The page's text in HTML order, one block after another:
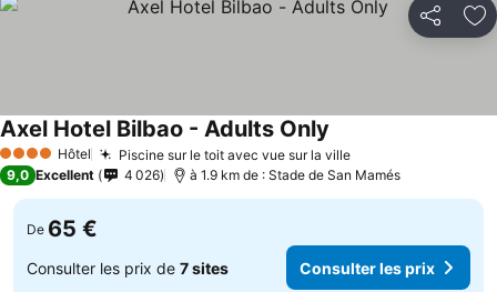
Partager
4 Étoiles Hôtel Piscine sur le toit avec vue sur la ville
Axel Hotel Bilbao - Adults Only
9,0 Excellent 4 026 à 1.9 km de : Stade de San Mamés
De 65 €
Consulter les prix de 7 sites Consulter les prix